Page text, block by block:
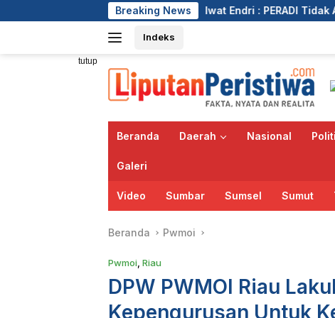
ke
Breaking News
Iwat Endri : PERADI Tidak Akan Membiarkan
Indeks
tutup
Beranda Daerah Nasional
Galeri
Video Sumbar Sumsel Sumut
Beranda Pwmoi
Pwmoi Riau
DPW PWMOI Riau
Kepengurusan Untuk